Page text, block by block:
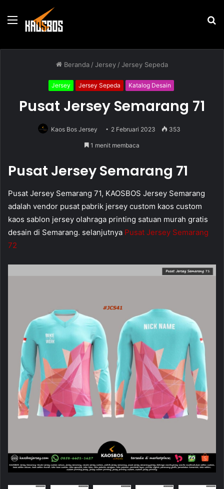
Menu
Beranda /Jersey /Jersey Sepeda
Jersey Jersey Sepeda Katalog Desain
Pusat Jersey Semarang 71
Kaos Bos Jersey 2 Februari 2023 353
1 menit membaca
Pusat Jersey Semarang 71
Pusat Jersey Semarang 71, KAOSBOS Jersey Semarang
adalah vendor pusat pabrik jersey custom kaos custom
kaos sablon jersey olahraga printing satuan murah gratis
desain di Semarang. selanjutnya Pusat Jersey Semarang
72